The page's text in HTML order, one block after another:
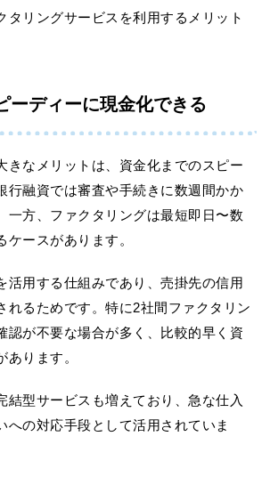
タリングサービスを利用するメリット
ーディーに現金化できる
きなメリットは、資金化までのスピー
行融資では審査や手続きに数週間かか
一方、ファクタリングは最短即日〜数
ケースがあります。
活用する仕組みであり、売掛先の信用
れるためです。特に2社間ファクタリン
認が不要な場合が多く、比較的早く資
ります。
結型サービスも増えており、急な仕入
への対応手段として活用されていま